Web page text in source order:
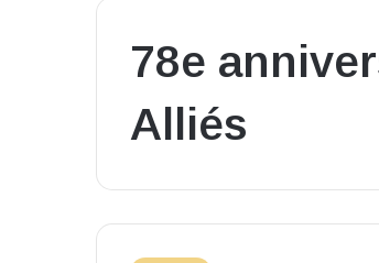
78e
Alliés